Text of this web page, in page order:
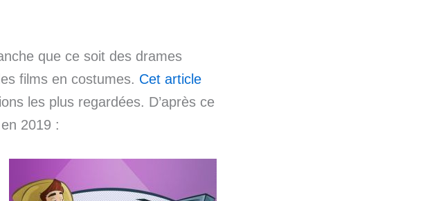
que ce soit des drames
films en costumes. Cet article
les plus regardées. D’après ce
2019 :